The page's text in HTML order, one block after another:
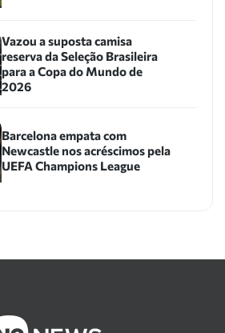
Vazou a suposta camisa
reserva da Seleção Brasileira
para a Copa do Mundo de
2026
Barcelona empata com
Newcastle nos acréscimos pela
UEFA Champions League